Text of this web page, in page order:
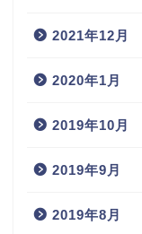
2021年12月
2020年1月
2019年10月
2019年9月
2019年8月